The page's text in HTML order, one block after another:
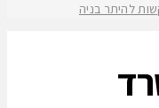
להיתר בניה